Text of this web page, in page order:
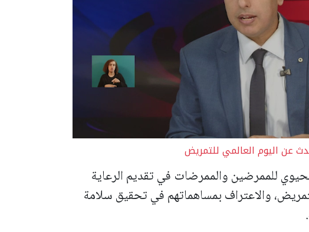
عن اليوم العالمي للتمريض
للممرضين والممرضات في تقديم الرعاية
والاعتراف بمساهماتهم في تحقيق سلامة